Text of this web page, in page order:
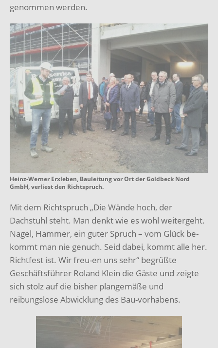
genommen werden.
Heinz-Werner Erxleben, Bauleitung vor Ort der Goldbeck Nord
GmbH, verliest den Richtspruch.
Mit dem Richtspruch „Die Wände hoch, der
Dachstuhl steht. Man denkt wie es wohl weitergeht.
Nagel, Hammer, ein guter Spruch – vom Glück be-
kommt man nie genuch. Seid dabei, kommt alle her.
Richtfest ist. Wir freu-en uns sehr“ begrüßte
Geschäftsführer Roland Klein die Gäste und zeigte
sich stolz auf die bisher plangemäße und
reibungslose Abwicklung des Bau-vorhabens.